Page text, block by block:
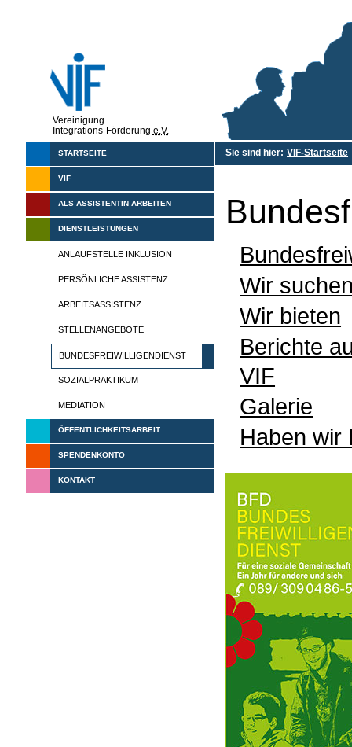
Vereinigung
Integrations-Förderung e.V.
STARTSEITE
VIF
ALS ASSISTENTIN ARBEITEN
DIENSTLEISTUNGEN
ANLAUFSTELLE INKLUSION
PERSÖNLICHE ASSISTENZ
ARBEITSASSISTENZ
STELLENANGEBOTE
BUNDESFREIWILLIGENDIENST
SOZIALPRAKTIKUM
MEDIATION
ÖFFENTLICHKEITSARBEIT
SPENDENKONTO
KONTAKT
Sie sind hier: VIF-Startseite
Wir
Wir bieten
Berichte
VIF
Galerie
Haben wir